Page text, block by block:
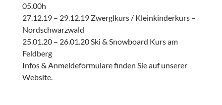
05.00h
27.12.19 – 29.12.19 Zwerglkurs / Kleinkinderkurs –
Nordschwarzwald
25.01.20 – 26.01.20 Ski & Snowboard Kurs am
Feldberg
Infos & Anmeldeformulare finden Sie auf unserer
Website.